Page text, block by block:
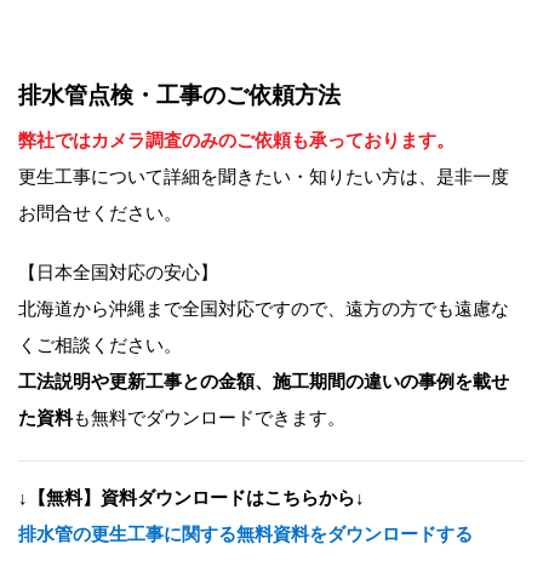
排水管点検・工事のご依頼方法
弊社ではカメラ調査のみのご依頼も承っております。
更生工事について詳細を聞きたい・知りたい方は、是非一度
お問合せください。
【日本全国対応の安心】
北海道から沖縄まで全国対応ですので、遠方の方でも遠慮な
くご相談ください。
工法説明や更新工事との金額、施工期間の違いの事例を載せ
た資料も無料でダウンロードできます。
↓【無料】資料ダウンロードはこちらから↓
排水管の更生工事に関する無料資料をダウンロードする